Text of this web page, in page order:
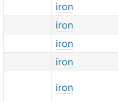
iron
iron
iron
iron
iron